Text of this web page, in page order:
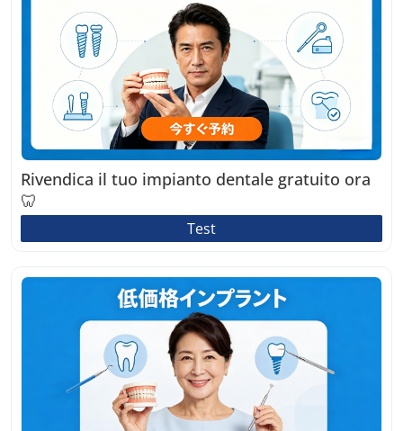
Rivendica il tuo impianto dentale gratuito ora
🦷
Test